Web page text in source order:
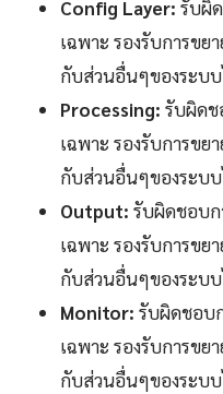
Config Layer: รับผิ
เฉพาะ รองรับการข
กับส่วนอื่นๆของระบ
Processing: รับผิดช
เฉพาะ รองรับการข
กับส่วนอื่นๆของระบ
Output: รับผิดชอบก
เฉพาะ รองรับการข
กับส่วนอื่นๆของระบ
Monitor: รับผิดชอบ
เฉพาะ รองรับการข
กับส่วนอื่นๆของระบ